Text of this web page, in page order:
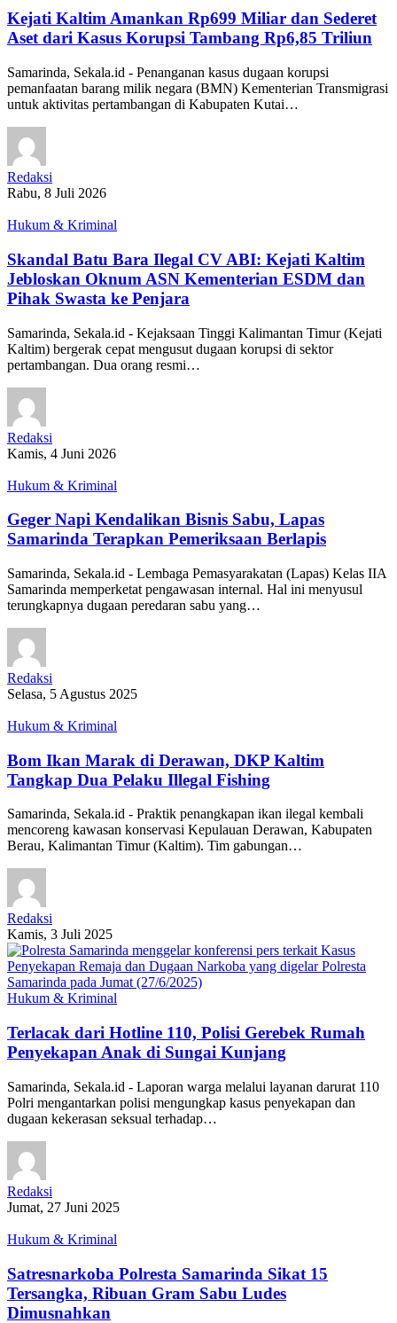
Kejati Kaltim Amankan Rp699 Miliar dan Sederet
Aset dari Kasus Korupsi Tambang Rp6,85 Triliun
Samarinda, Sekala.id - Penanganan kasus dugaan korupsi
pemanfaatan barang milik negara (BMN) Kementerian Transmigrasi
untuk aktivitas pertambangan di Kabupaten Kutai…
Redaksi
Rabu, 8 Juli 2026
Hukum & Kriminal
​Skandal Batu Bara Ilegal CV ABI: Kejati Kaltim
Jebloskan Oknum ASN Kementerian ESDM dan
Pihak Swasta ke Penjara
​Samarinda, Sekala.id - Kejaksaan Tinggi Kalimantan Timur (Kejati
Kaltim) bergerak cepat mengusut dugaan korupsi di sektor
pertambangan. Dua orang resmi…
Redaksi
Kamis, 4 Juni 2026
Hukum & Kriminal
Geger Napi Kendalikan Bisnis Sabu, Lapas
Samarinda Terapkan Pemeriksaan Berlapis
Samarinda, Sekala.id - Lembaga Pemasyarakatan (Lapas) Kelas IIA
Samarinda memperketat pengawasan internal. Hal ini menyusul
terungkapnya dugaan peredaran sabu yang…
Redaksi
Selasa, 5 Agustus 2025
Hukum & Kriminal
Bom Ikan Marak di Derawan, DKP Kaltim
Tangkap Dua Pelaku Illegal Fishing
Samarinda, Sekala.id - Praktik penangkapan ikan ilegal kembali
mencoreng kawasan konservasi Kepulauan Derawan, Kabupaten
Berau, Kalimantan Timur (Kaltim). Tim gabungan…
Redaksi
Kamis, 3 Juli 2025
Hukum & Kriminal
Terlacak dari Hotline 110, Polisi Gerebek Rumah
Penyekapan Anak di Sungai Kunjang
Samarinda, Sekala.id - Laporan warga melalui layanan darurat 110
Polri mengantarkan polisi mengungkap kasus penyekapan dan
dugaan kekerasan seksual terhadap…
Redaksi
Jumat, 27 Juni 2025
Hukum & Kriminal
Satresnarkoba Polresta Samarinda Sikat 15
Tersangka, Ribuan Gram Sabu Ludes
Dimusnahkan